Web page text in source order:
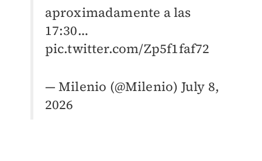
aproximadamente a las
17:30…
pic.twitter.com/Zp5f1faf72
— Milenio (@Milenio) July 8,
2026